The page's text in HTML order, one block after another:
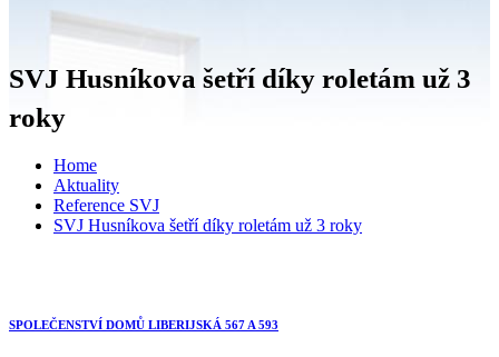
SVJ Husníkova šetří díky roletám už 3
roky
Home
Aktuality
Reference SVJ
SVJ Husníkova šetří díky roletám už 3 roky
SPOLEČENSTVÍ DOMŮ LIBERIJSKÁ 567 A 593